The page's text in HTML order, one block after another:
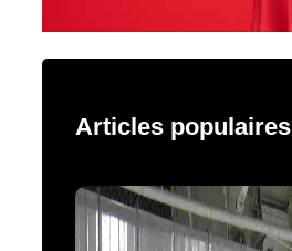
Articles populaires